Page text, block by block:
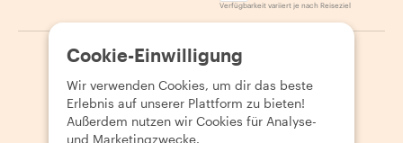
Verfügbarkeit variiert je nach Reiseziel
2026 Withlocals.com | Datenschutzerklärung
Seitenübersicht
Cookie-Einwilligung
Wir verwenden Cookies, um dir das beste
Erlebnis auf unserer Plattform zu bieten!
Außerdem nutzen wir Cookies für Analyse-
und Marketingzwecke.